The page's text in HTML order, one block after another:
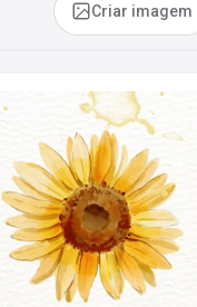
Criar imagem